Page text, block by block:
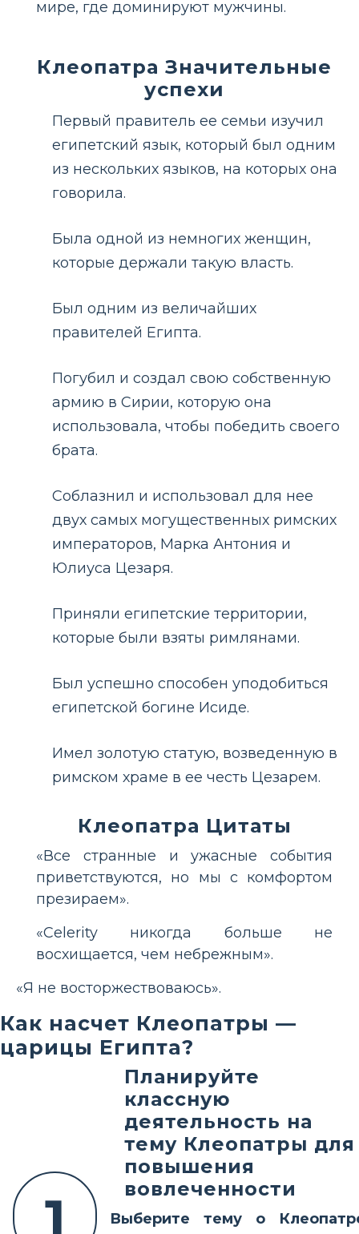
мире, где доминируют мужчины.
Клеопатра Значительные
успехи
Первый правитель ее семьи изучил
египетский язык, который был одним
из нескольких языков, на которых она
говорила.
Была одной из немногих женщин,
которые держали такую ​​власть.
Был одним из величайших
правителей Египта.
Погубил и создал свою собственную
армию в Сирии, которую она
использовала, чтобы победить своего
брата.
Соблазнил и использовал для нее
двух самых могущественных римских
императоров, Марка Антония и
Юлиуса Цезаря.
Приняли египетские территории,
которые были взяты римлянами.
Был успешно способен уподобиться
египетской богине Исиде.
Имел золотую статую, возведенную в
римском храме в ее честь Цезарем.
Клеопатра Цитаты
«Все странные и ужасные события
приветствуются, но мы с комфортом
презираем».
«Celerity никогда больше не
восхищается, чем небрежным».
«Я не восторжествоваюсь».
Как насчет Клеопатры —
царицы Египта?
1
Планируйте
классную
деятельность на
тему Клеопатры для
повышения
вовлеченности
Выберите тему о